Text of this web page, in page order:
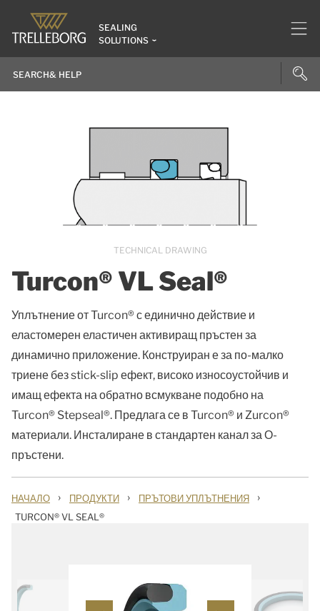
SEALING
SOLUTIONS
Turcon® VL Seal®
Уплътнение от Turcon® с единично действие и
еластомерен елaстичен активиращ пръстен за
динамично приложение. Конструиран е за по-малко
триене без stick-slip ефект, високо износоустойчив и
имащ ефекта на обратно всмукване подобно на
Turcon® Stepseal®. Предлага се в Turcon® и Zurcon®
материали. Инсталиране в стандартен канал за О-
пръстени.
TECHNICAL DRAWING
НАЧАЛО › ПРОДУКТИ › ПРЪТОВИ УПЛЪТНЕНИЯ ›
TURCON® VL SEAL®